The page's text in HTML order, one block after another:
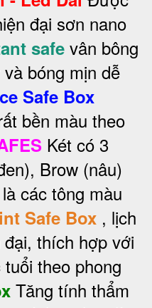
đại sơn nano
safe vân bông
bóng mịn dễ
Safe Box
bền màu theo
Két có 3
Brow (nâu)
các tông màu
Safe Box , lịch
thích hợp với
theo phong
Tăng tính thẩm